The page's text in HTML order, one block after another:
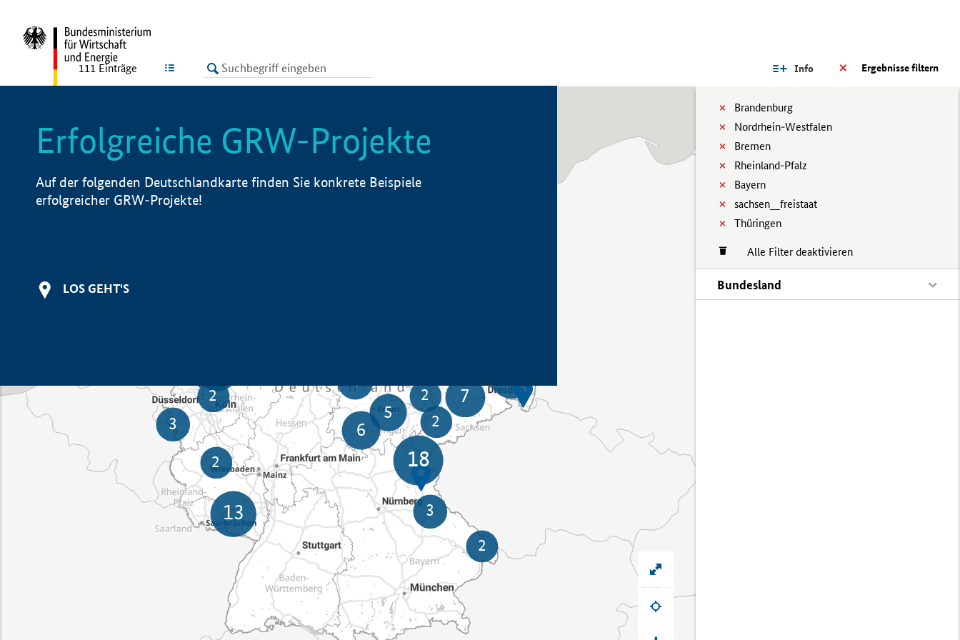
LISTE Ergebnisse filtern
Info
Brandenburg
Nordrhein-Westfalen
Bremen
Rheinland-Pfalz
Bayern
sachsen__freistaat
Thüringen
Alle Filter deaktivieren
Bundesland
111 Einträge
Erfolgreiche GRW-Projekte
Auf der folgenden Deutschlandkarte finden Sie konkrete Beispiele
erfolgreicher GRW-Projekte!
LOS GEHT'S